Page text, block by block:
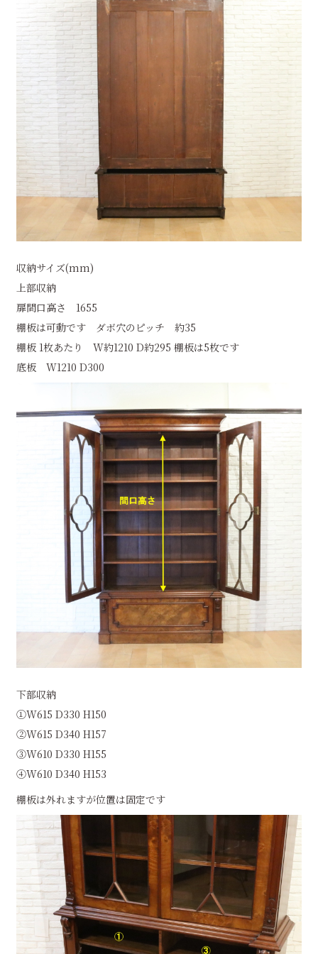
収納サイズ(mm)
上部収納
扉間口高さ 1655
棚板は可動です ダボ穴のピッチ 約35
棚板 1枚あたり W約1210 D約295 棚板は5枚です
底板 W1210 D300
下部収納
①W615 D330 H150
②W615 D340 H157
③W610 D330 H155
④W610 D340 H153
棚板は外れますが位置は固定です